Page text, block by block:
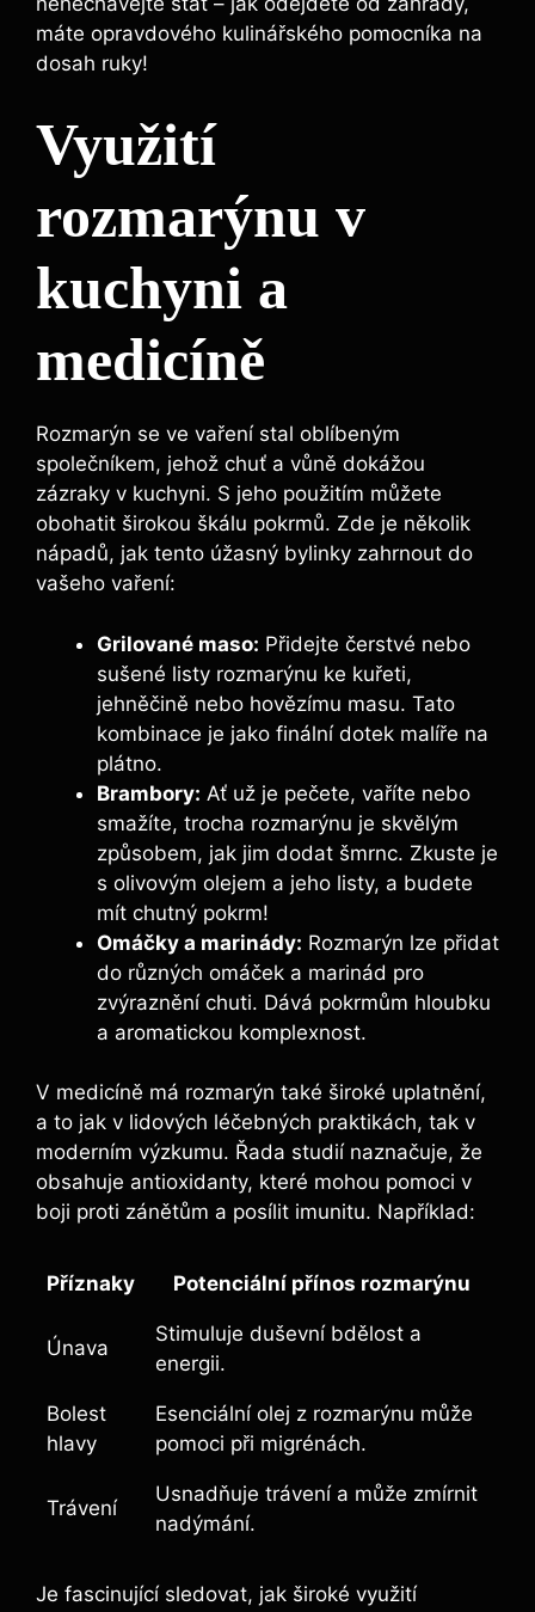
máte opravdového kulinářského pomocníka na
dosah ruky!
Využití
⁤rozmarýnu v
kuchyni a
medicíně
Rozmarýn se ve ⁣vaření stal ‍oblíbeným
společníkem, ⁤jehož chuť a ⁤vůně dokážou
zázraky v kuchyni. S jeho použitím můžete
obohatit širokou škálu ​pokrmů. Zde je několik
nápadů, jak tento úžasný bylinky zahrnout do
vašeho vaření:
Grilované maso: Přidejte čerstvé ​nebo
⁣sušené listy rozmarýnu ke kuřeti,
jehněčině​ nebo hovězímu masu. ‍Tato
kombinace je jako finální ⁢dotek malíře na
⁢plátno.
Brambory: Ať už je pečete,​ vaříte nebo
smažíte, trocha rozmarýnu je skvělým
způsobem, jak jim dodat šmrnc. Zkuste je
s olivovým olejem a jeho listy, a budete
‌mít chutný pokrm!
Omáčky a marinády: Rozmarýn⁣ lze přidat
do různých omáček a marinád pro
zvýraznění chuti. Dává ⁢pokrmům hloubku
a aromatickou komplexnost.
V ‌medicíně má rozmarýn také široké uplatnění,
a to jak v lidových léčebných⁢ praktikách, tak v
moderním výzkumu. Řada ⁢studií ⁣naznačuje, že
obsahuje antioxidanty, které mohou pomoci‍ v
boji proti zánětům⁣ a posílit imunitu. Například:
Příznaky Potenciální přínos rozmarýnu
Únava
Stimuluje duševní bdělost a
‍energii.
Bolest⁤
hlavy
Esenciální ‌olej z rozmarýnu‌ může
pomoci při ‍migrénách.
Trávení
Usnadňuje trávení ⁤a může zmírnit
nadýmání.
Je fascinující sledovat, jak ‍široké⁢ využití